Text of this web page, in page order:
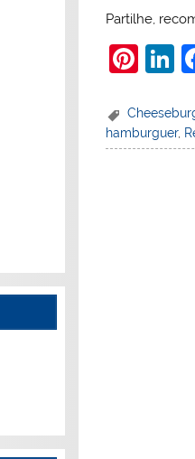
Partilhe,
Pi
er
e
k
e
hamburguer,